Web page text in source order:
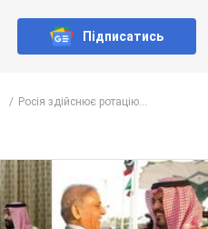
Підписатись
Росія здійснює ротацію...